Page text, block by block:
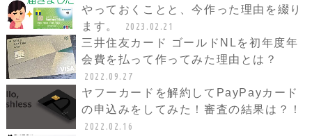
やっておくことと、今作った理由を綴り
ます。
2023.02.21
三井住友カード ゴールドNLを初年度年
会費を払って作ってみた理由とは？
2022.09.27
ヤフーカードを解約してPayPayカード
の申込みをしてみた！審査の結果は？！
2022.02.16